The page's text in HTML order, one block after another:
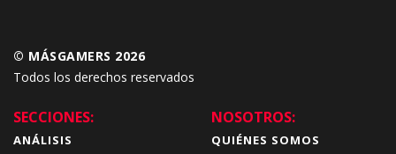
© MÁSGAMERS 2026
Todos los derechos reservados
SECCIONES:
ANÁLISIS
NOSOTROS:
QUIÉNES SOMOS